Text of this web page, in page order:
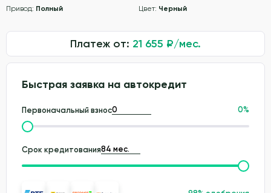
Привод: Полный Цвет: Черный
Платеж от: 21 655 ₽/мес.
Быстрая заявка на автокредит
Первоначальный взнос 0%
Срок кредитования